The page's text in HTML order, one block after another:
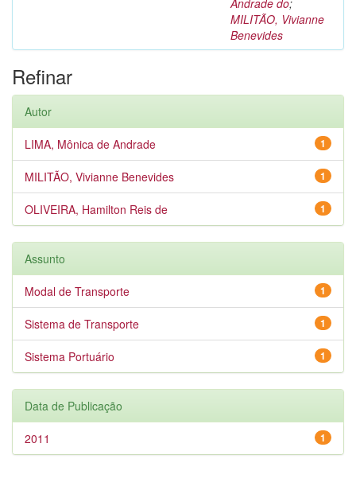
Andrade do;
MILITÃO, Vivianne
Benevides
Refinar
Autor
1
LIMA, Mônica de Andrade
1
MILITÃO, Vivianne Benevides
1
OLIVEIRA, Hamilton Reis de
Assunto
1
Modal de Transporte
1
Sistema de Transporte
1
Sistema Portuário
Data de Publicação
1
2011